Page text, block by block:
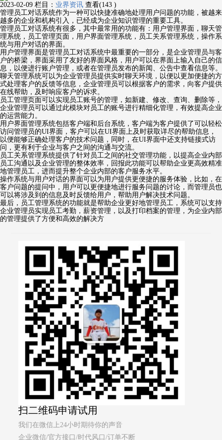
2023-02-09 栏目： 业界资讯 查看(143 )
管理员工对话系统作为一种可以快捷准确地处理用户问题的功能，被越来
越多的企业和机构引入，已经成为企业知识管理的重要工具。
管理员工对话系统有很多，其中最常用的功能有：用户管理界面，聊天管
理系统，员工管理页面，用户界面管理系统，员工关系管理系统，操作系
统与用户对话的界面。
用户管理界面是管理员工对话系统中最重要的一部分，是企业管理员与客
户的桥梁，界面采用了友好的界面风格，用户可以在界面上输入自己的信
息，以便进行账户管理，或者在管理员发布的新闻、公告中查看信息等。
聊天管理系统可以为企业管理员提供实时聊天环境，以便以更加便捷的方
式处理客户的反馈等信息，企业管理员可以根据客户的需求，向客户提供
在线帮助，及时响应客户的诉求。
员工管理页面可以实现员工账号的管理，如新建、修改、查询、删除等，
企业管理员可以通过此模块对员工的账号进行精细化管理，有效提高企业
的运营能力。
用户界面管理系统包括客户端和后台系统，客户端为客户提供了可以轻松
访问管理员的UI界面，客户可以在UI界面上及时获取详尽的帮助信息，
以便能够正确处理客户的技术问题，同时，在UI界面中还支持链接式访
问，更有利于企业与客户之间的沟通与交流。
员工关系管理系统提供了针对员工之间的社交管理功能，以提高企业内部
员工沟通以及企业管理的整体效率，回报此功能可以帮助企业更高效精准
地管理员工，进而提升整个企业内部的客户服务水平。
操作系统与用户对话的界面可以为用户提供更便捷的服务体验，比如，在
客户问题的提问中，用户可以更便捷地进行服务问题的讨论，而管理员也
可以将涉及到的信息及时反馈给用户，帮助用户解决技术问题。
最后，员工管理系统的功能就是帮助企业更好地管理员工，系统可以支持
企业管理员实现员工考勤，薪资管理，以及打印档案的管理，为企业内部
的管理提供了方便和高效的解决方
扫二维码申请试用
我们在微信上24小时期待你的声音
企业微信/官方接口/时代风口/订单不断